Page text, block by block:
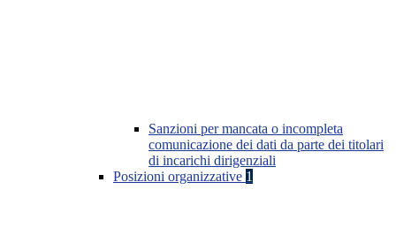
Sanzioni per mancata o incompleta
comunicazione dei dati da parte dei titolari
di incarichi dirigenziali
Posizioni organizzative 1